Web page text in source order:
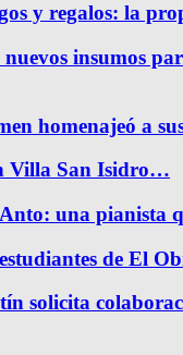
y regalos: la
nuevos insumos
homenajeó a
Villa San Isidro…
una pianista
de El
solicita